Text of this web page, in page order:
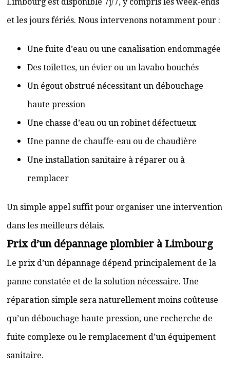
et les jours fériés. Nous intervenons notamment pour :
Une fuite d’eau ou une canalisation endommagée
Des toilettes, un évier ou un lavabo bouchés
Un égout obstrué nécessitant un débouchage
haute pression
Une chasse d’eau ou un robinet défectueux
Une panne de chauffe-eau ou de chaudière
Une installation sanitaire à réparer ou à
remplacer
Un simple appel suffit pour organiser une intervention
dans les meilleurs délais.
Prix d’un dépannage plombier à Limbourg
Le prix d’un dépannage dépend principalement de la
panne constatée et de la solution nécessaire. Une
réparation simple sera naturellement moins coûteuse
qu’un débouchage haute pression, une recherche de
fuite complexe ou le remplacement d’un équipement
sanitaire.